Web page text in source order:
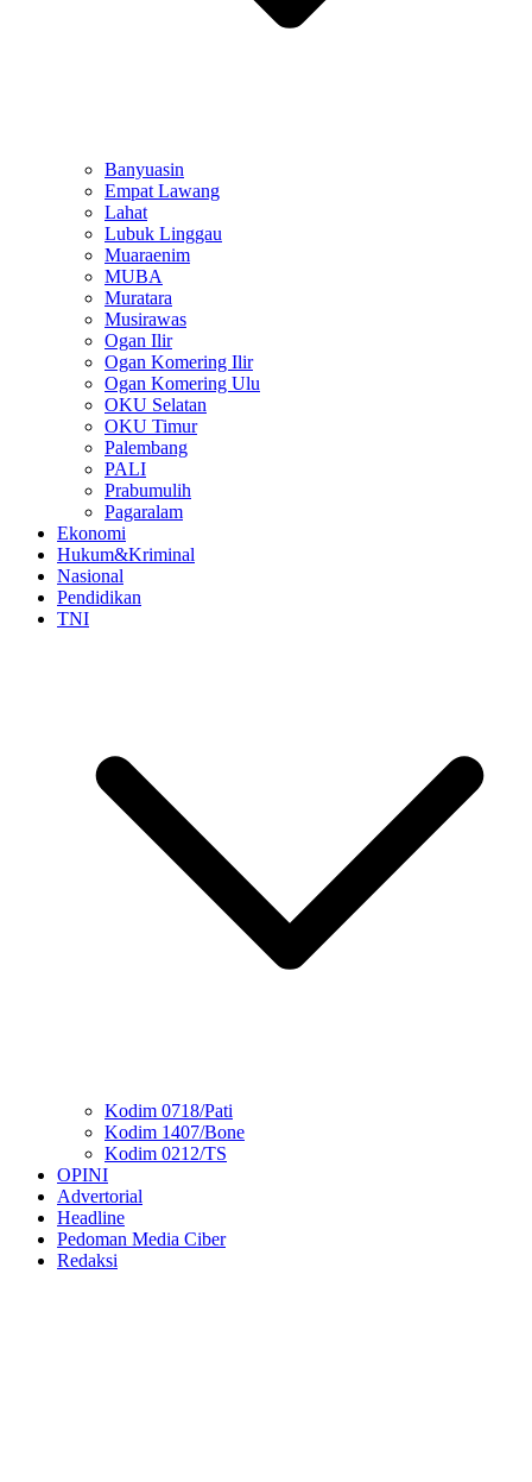
Banyuasin
Empat Lawang
Lahat
Lubuk Linggau
Muaraenim
MUBA
Muratara
Musirawas
Ogan Ilir
Ogan Komering Ilir
Ogan Komering Ulu
OKU Selatan
OKU Timur
Palembang
PALI
Prabumulih
Pagaralam
Ekonomi
Hukum&Kriminal
Nasional
Pendidikan
TNI
Kodim 0718/Pati
Kodim 1407/Bone
Kodim 0212/TS
OPINI
Advertorial
Headline
Pedoman Media Ciber
Redaksi